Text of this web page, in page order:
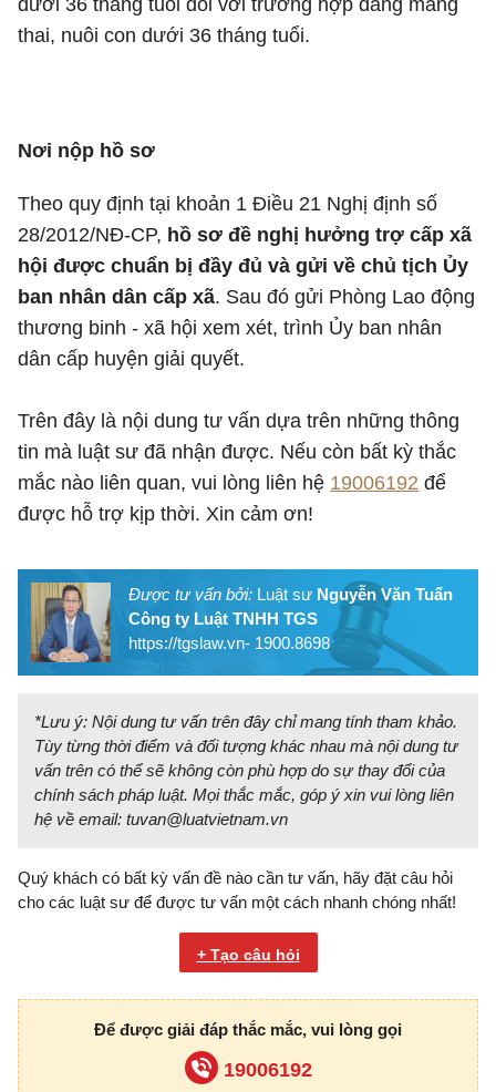
dưới 36 tháng tuổi đối với trường hợp đang mang
thai, nuôi con dưới 36 tháng tuổi.
Nơi nộp hồ sơ
Theo quy định tại khoản 1 Điều 21 Nghị định số
28/2012/NĐ-CP, hồ sơ đề nghị hưởng trợ cấp xã
hội được chuẩn bị đầy đủ và gửi về chủ tịch Ủy
ban nhân dân cấp xã. Sau đó gửi Phòng Lao động
thương binh - xã hội xem xét, trình Ủy ban nhân
dân cấp huyện giải quyết.
Trên đây là nội dung tư vấn dựa trên những thông
tin mà luật sư đã nhận được. Nếu còn bất kỳ thắc
mắc nào liên quan, vui lòng liên hệ 19006192 để
được hỗ trợ kịp thời. Xin cảm ơn!
Được tư vấn bởi: Luật sư Nguyễn Văn Tuấn
Công ty Luật TNHH TGS
https://tgslaw.vn- 1900.8698
*Lưu ý: Nội dung tư vấn trên đây chỉ mang tính tham khảo.
Tùy từng thời điểm và đối tượng khác nhau mà nội dung tư
vấn trên có thể sẽ không còn phù hợp do sự thay đổi của
chính sách pháp luật. Mọi thắc mắc, góp ý xin vui lòng liên
hệ về email: tuvan@luatvietnam.vn
Quý khách có bất kỳ vấn đề nào cần tư vấn, hãy đặt câu hỏi
cho các luật sư để được tư vấn một cách nhanh chóng nhất!
+ Tạo câu hỏi
Để được giải đáp thắc mắc, vui lòng gọi
19006192